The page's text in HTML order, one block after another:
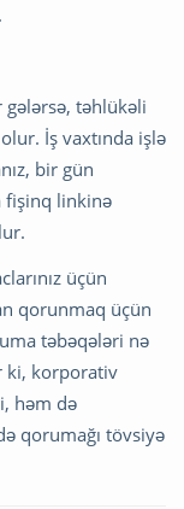
təhlükəli
İş vaxtında işlə
bir gün
fişinq linkinə
üçün
qorunmaq üçün
təbəqələri nə
ki, korporativ
həm də
qorumağı tövsiyə